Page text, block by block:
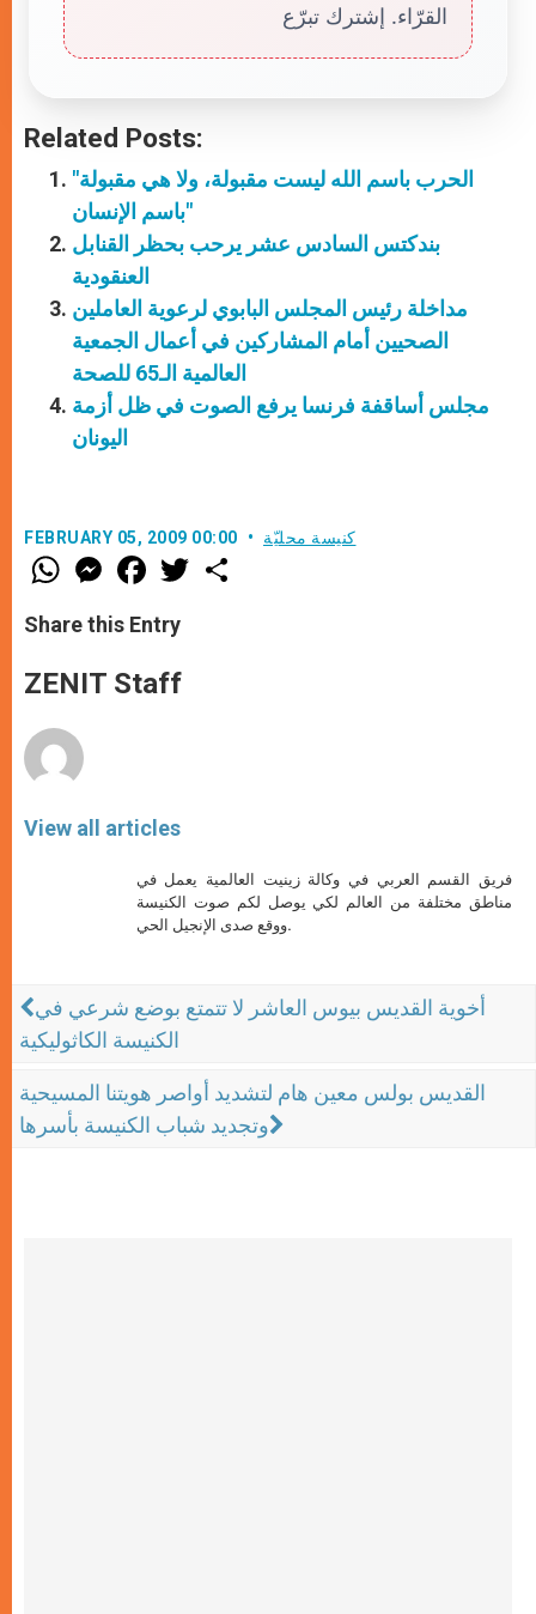
القرّاء. إشترك تبرّع
Related Posts:
"الحرب باسم الله ليست مقبولة، ولا هي مقبولة
باسم الإنسان"
بندكتس السادس عشر يرحب بحظر القنابل
العنقودية
مداخلة رئيس المجلس البابوي لرعوية العاملين
الصحيين أمام المشاركين في أعمال الجمعية
العالمية الـ65 للصحة
مجلس أساقفة فرنسا يرفع الصوت في ظل أزمة
اليونان
FEBRUARY 05, 2009 00:00 كنيسة محليّة
W
h
t
s
p
p
M
e
s
e
g
e
F
a
e
b
o
k
w
Share this Entry
ZENIT Staff
View all articles
فريق القسم العربي في وكالة زينيت العالمية يعمل في
مناطق مختلفة من العالم لكي يوصل لكم صوت الكنيسة
ووقع صدى الإنجيل الحي.
أخوية القديس بيوس العاشر لا تتمتع بوضع شرعي في
الكنيسة الكاثوليكية
القديس بولس معين هام لتشديد أواصر هويتنا المسيحية
وتجديد شباب الكنيسة بأسرها